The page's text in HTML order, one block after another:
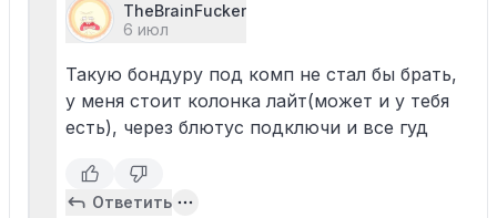
TheBrainFucker
6 июл
Такую бондуру под комп не стал бы брать,
у меня стоит колонка лайт(может и у тебя
есть), через блютус подключи и все гуд
Ответить